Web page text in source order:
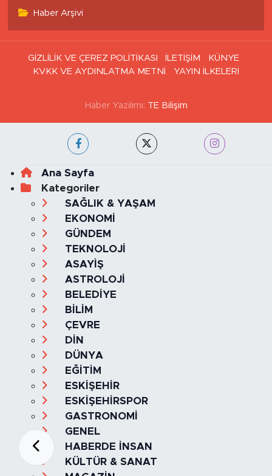
Haber Arşivi
GİZLİLİK VE ÇEREZ POLİTİKASI İLETİŞİM
KÜNYE
KVKK VE AYDINLATMA METNİ
YAYIN İLKELERİ
Haber Yazılımı: TE Bilişim
Ana Sayfa
Kategoriler
SAĞLIK & YAŞAM
EKONOMİ
GÜNDEM
TEKNOLOJİ
ASAYİŞ
ASTROLOJİ
BELEDİYE
BİLİM
ÇEVRE
DİN
DÜNYA
EĞİTİM
ESKİŞEHİR
ESKİŞEHİRSPOR
GASTRONOMİ
GENEL
HABERDE İNSAN
KÜLTÜR & SANAT